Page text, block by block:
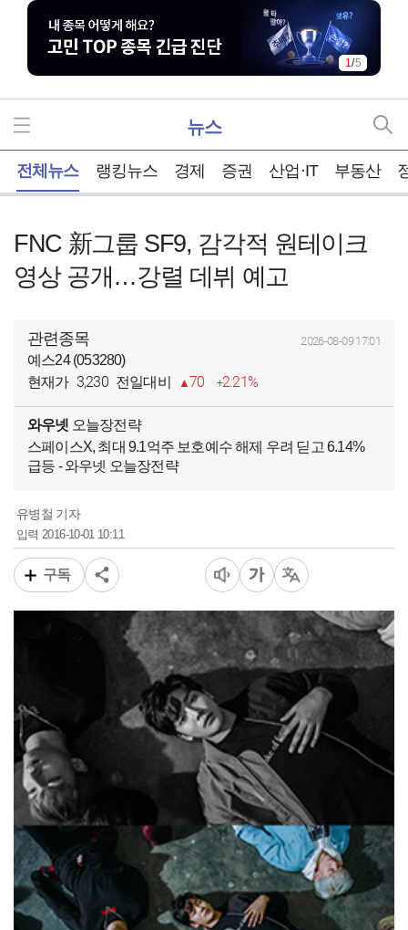
1/5
뉴스
전체뉴스 랭킹뉴스 경제 증권 산업·IT 부동산
FNC 新그룹 SF9, 감각적 원테이크
영상 공개…강렬 데뷔 예고
관련종목 2026-08-09 17:01
예스24 (053280)
현재가 3,230 전일대비 70 2.21%
와우넷 오늘장전략
스페이스X, 최대 9.1억주 보호예수 해제 우려 딛고 6.14%
급등 - 와우넷 오늘장전략
유병철 기자
입력2016-10-01 10:11
구독